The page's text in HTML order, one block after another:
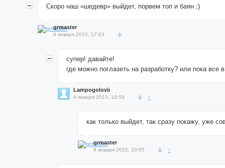
Скоро наш «шедевр» выйдет, порвем топ и баян ;)
grmaster
4 января 2015, 17:03
супер! давайте!
где можно поглазеть на разработку? или пока все
Lampogolovii
4 января 2015, 18:59 ↑
как только выйдет, так сразу покажу, уже
grmaster
9 января 2015, 10:05 ↑